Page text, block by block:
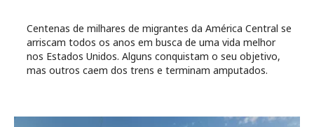
Centenas de milhares de migrantes da América Central se
arriscam todos os anos em busca de uma vida melhor
nos Estados Unidos. Alguns conquistam o seu objetivo,
mas outros caem dos trens e terminam amputados.